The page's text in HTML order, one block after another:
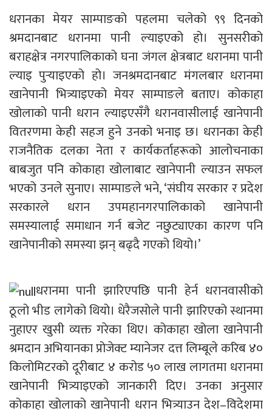
धरानका मेयर साम्पाङको पहलमा चलेको ९९ दिनको
श्रमदानबाट धरानमा पानी ल्याइएको हो। सुनसरीको
बराहक्षेत्र नगरपालिकाको घना जंगल क्षेत्रबाट धरानमा पानी
ल्याइ पुर्‍याइएको हो। जनश्रमदानबाट मंगलबार धरानमा
खानेपानी भित्र्याइएको मेयर साम्पाङले बताए। कोकाहा
खोलाको पानी धरान ल्याइएसँगै धरानवासीलाई खानेपानी
वितरणमा केही सहज हुने उनको भनाइ छ। धरानका केही
राजनैतिक दलका नेता र कार्यकर्ताहरूको आलोचनाका
बाबजुत पनि कोकाहा खोलाबाट खानेपानी ल्याउन सफल
भएको उनले सुनाए। साम्पाङले भने, ‘संघीय सरकार र प्रदेश
सरकारले धरान उपमहानगरपालिकाको खानेपानी
समस्यालाई समाधान गर्न बजेट नछुट्याएका कारण पनि
खानेपानीको समस्या झन् बढ्दै गएको थियो।’
धरानमा पानी झारिएपछि पानी हेर्न धरानवासीको
ठूलो भीड लागेको थियो। धेरैजसोले पानी झारिएको स्थानमा
नुहाएर खुसी व्यक्त गरेका थिए। कोकाहा खोला खानेपानी
श्रमदान अभियानका प्रोजेक्ट म्यानेजर दत्त लिम्बूले करिब ४०
किलोमिटरको दूरीबाट ४ करोड ५० लाख लागतमा धरानमा
खानेपानी भित्र्याइएको जानकारी दिए। उनका अनुसार
कोकाहा खोलाको खानेपानी धरान भित्र्याउन देश–विदेशमा